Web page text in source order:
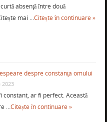
absenţă între două
mai …Citește în continuare »
despre constanţa omului
2023
constant, ar fi perfect. Această
…Citește în continuare »